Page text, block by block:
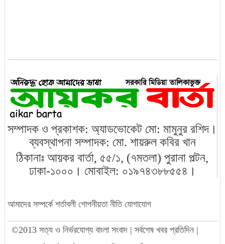
সম্পাদক ও প্রকাশক: অ্যাডভোকেট মো: মামুনুর রশিদ।
ব্যবস্থাপনা সম্পাদক: মো. শায়রুল কবির খান
ঠিকানাঃ আয়কর বার্তা, ৫৫/১, (৭মতলা) পুরানা পল্টন,
ঢাকা-১০০০। মোবাইল: ০১৯৭৪৩৮৮৫৫৪।
আমাদের সম্পর্কে শর্তাবলী গোপনীয়তা নীতি যোগাযোগ
©2013 সত্য ও নির্ভরযোগ্য বাংলা সংবাদ | সর্বশেষ খবর প্রতিদিন |